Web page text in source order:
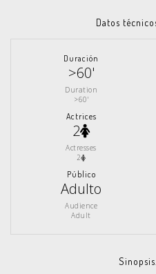
Datos
Duración
>60'
Duration
>60'
Actrices
2
Actresses
2
Público
Adulto
Audience
Adult